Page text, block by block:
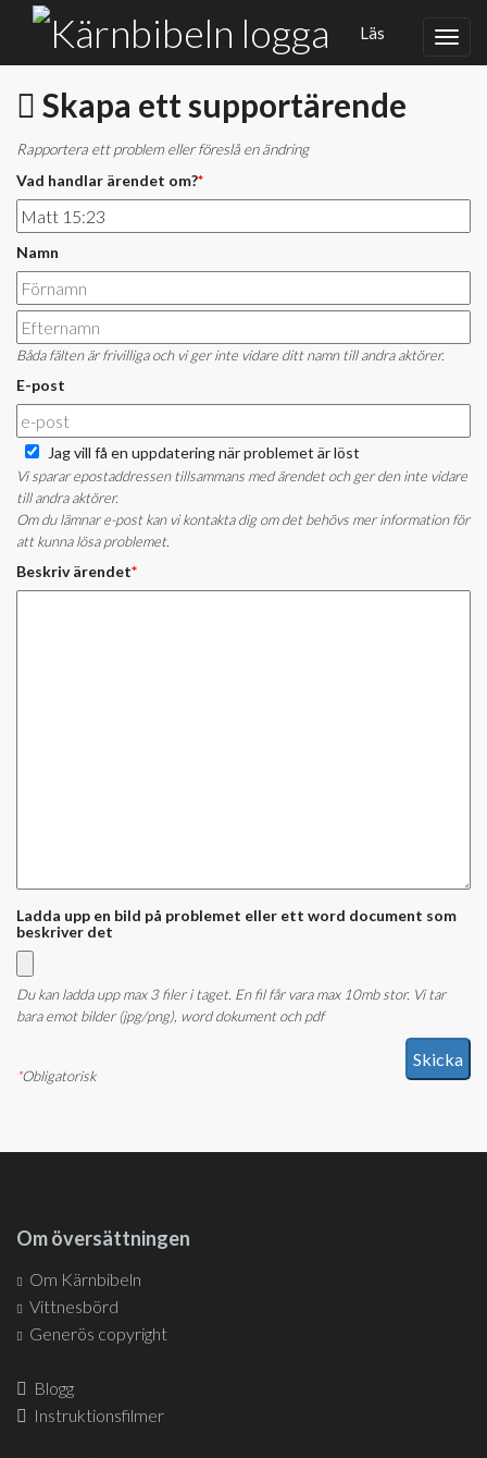
Läs
Skapa ett supportärende
Rapportera ett problem eller föreslå en ändring
Vad handlar ärendet om?*
Namn
Båda fälten är frivilliga och vi ger inte vidare ditt namn till andra aktörer.
E-post
Jag vill få en uppdatering när problemet är löst
Vi sparar epostaddressen tillsammans med ärendet och ger den inte vidare
till andra aktörer.
Om du lämnar e-post kan vi kontakta dig om det behövs mer information för
att kunna lösa problemet.
Beskriv ärendet*
Ladda upp en bild på problemet eller ett word document som
beskriver det
Du kan ladda upp max 3 filer i taget. En fil får vara max 10mb stor. Vi tar
bara emot bilder (jpg/png), word dokument och pdf
*Obligatorisk
Om översättningen
Om Kärnbibeln
Vittnesbörd
Generös copyright
Blogg
Instruktionsfilmer